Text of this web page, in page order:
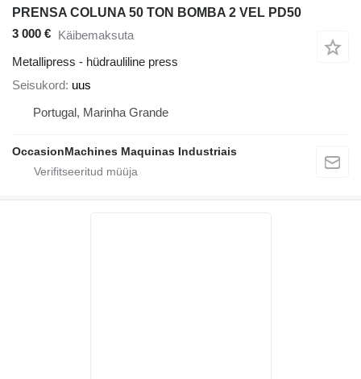
PRENSA COLUNA 50 TON BOMBA 2 VEL PD50
3 000 € Käibemaksuta
Metallipress - hüdrauliline press
Seisukord uus
Portugal, Marinha Grande
OccasionMachines Maquinas Industriais